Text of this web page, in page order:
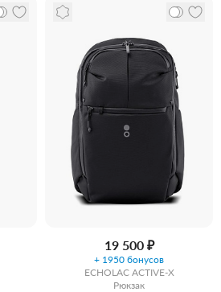
19 500 ₽
+ 1950 бонусов
ECHOLAC ACTIVE-X
Рюкзак